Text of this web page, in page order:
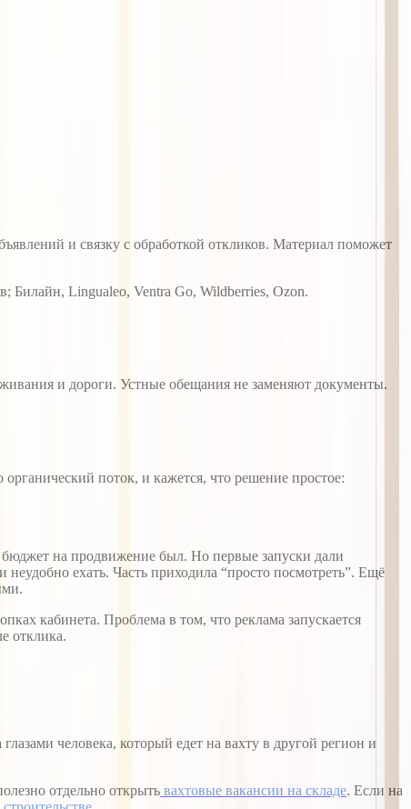
и связку с обработкой откликов. Материал поможет
Билайн, Lingualeo, Ventra Go, Wildberries, Ozon.
и дороги. Устные обещания не заменяют документы.
поток, и кажется, что решение простое:
на продвижение был. Но первые запуски дали
ехать. Часть приходила “просто посмотреть”. Ещё
кабинета. Проблема в том, что реклама запускается
отклика.
человека, который едет на вахту в другой регион и
отдельно открыть вахтовые вакансии на складе. Если на